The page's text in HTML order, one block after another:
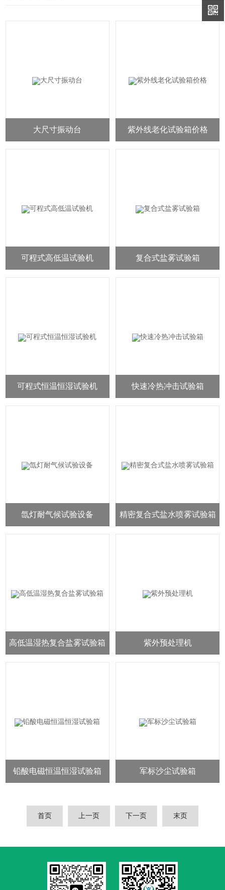
大尺寸振动台 紫外线老化试验箱价格
可程式高低温试验机 复合式盐雾试验箱
可程式恒温恒湿试验机 快速冷热冲击试验箱
氙灯耐气候试验设备 精密复合式盐水喷雾试验箱
高低温湿热复合盐雾试验箱 紫外预处理机
铅酸电磁恒温恒湿试验箱 军标沙尘试验箱
首页 上一页 下一页 末页